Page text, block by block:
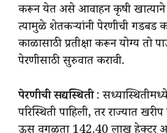
करून येत असे आवाहन कृषी
त्यामुळे शेतकऱ्यांनी पेरणीची गडबड
काळासाठी प्रतीक्षा करून योग्य तो
पेरणीसाठी सुरुवात करावी.
पेरणीची सद्यस्थिती:
परिस्थिती पाहिली, तर राज्यात